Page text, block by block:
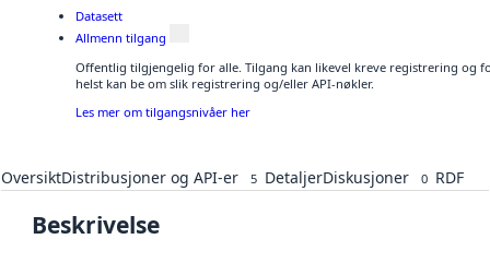
Datasett
Allmenn tilgang
Offentlig tilgjengelig for alle. Tilgang kan likevel kreve registrering og
helst kan be om slik registrering og/eller API-nøkler.
Les mer om tilgangsnivåer her
OversiktDistribusjoner og API-er 5 DetaljerDiskusjoner 0 RDF
Beskrivelse